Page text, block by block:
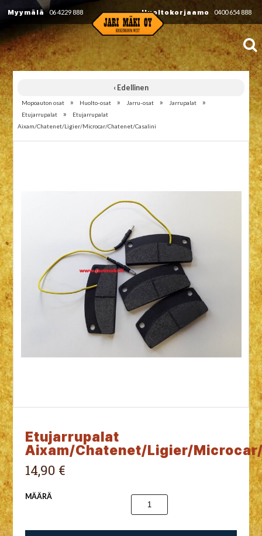
Myymälä 06 4229 888 Huoltokorjaamo 0400 654 888
‹ Edellinen
Mopoauton osat » Huolto-osat » Jarru-osat » Jarrupalat »
Etujarrupalat »
Etujarrupalat
Aixam/Chatenet/Ligier/Microcar/Chatenet/Casalini
Etujarrupalat
Aixam/Chatenet/Ligier/
14,90 €
MÄÄRÄ